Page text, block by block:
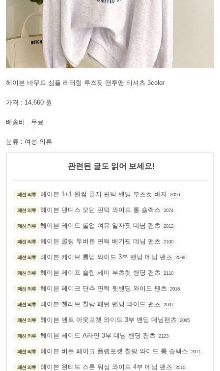
헤이븐 바무드 심플 레터링 루즈핏 맨투맨 티셔츠 3color
가격 : 14,660 원
배송비 : 무료
분류 : 여성 의류
관련된 글도 읽어 보세요!
패션 의류 헤이븐 1+1 원썸 골지 핀탁 밴딩 부츠컷 바지 2056
패션 의류 헤이븐 댄디스 모던 핀턱 와이드 롱 슬랙스 2074
패션 의류 헤이븐 케이드 롤업 여유 일자핏 데님 팬츠 2012
패션 의류 헤이븐 콜링 투버튼 핀턱 배기핏 데님 팬츠 2100
패션 의류 헤이븐 케이브 롤업 와이드 3부 밴딩 데님 팬츠 2069
패션 의류 헤이븐 제이프 슬림 세미 부츠컷 밴딩 팬츠 2110
패션 의류 헤이븐 페이크 단추 핀턱 뒷밴딩 와이드 팬츠 2016
패션 의류 헤이븐 첼리브 찰랑 패턴 밴딩 와이드 팬츠 2007
패션 의류 헤이븐 벤트 아웃포켓 와이드 3부 밴딩 데님팬츠 2085
패션 의류 헤이븐 세이드 A라인 3부 데님 밴딩 팬츠 2123
패션 의류 헤이븐 버든 페이크 플랩포켓 찰랑 와이드 롱 슬랙스 2071
패션 의류 헤이븐 원티드 스톤 워싱 와이드 4부 데님 팬츠 2010